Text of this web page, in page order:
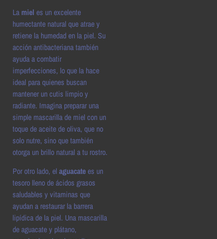
La miel es un excelente
humectante natural que atrae y
retiene la humedad en la piel. Su
acción antibacteriana también
ayuda a combatir
imperfecciones, lo que la hace
ideal para quienes buscan
mantener un cutis limpio y
radiante. Imagina preparar una
simple mascarilla de miel con un
toque de aceite de oliva, que no
solo nutre, sino que también
otorga un brillo natural a tu rostro.
Por otro lado, el aguacatees un
tesoro lleno de ácidos grasos
saludables y vitaminas que
ayudan a restaurar la barrera
lipídica de la piel. Una mascarilla
de aguacate y plátano,